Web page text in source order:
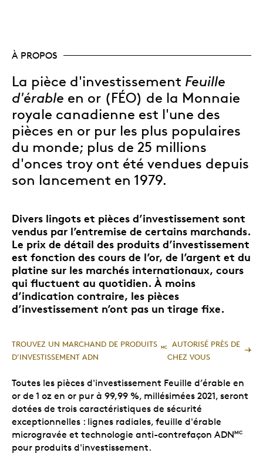
À PROPOS
La pièce d'investissement Feuille
d'érable en or (FÉO) de la Monnaie
royale canadienne est l'une des
pièces en or pur les plus populaires
du monde; plus de 25 millions
d'onces troy ont été vendues depuis
son lancement en 1979.
Divers lingots et pièces d’investissement sont
vendus par l’entremise de certains marchands.
Le prix de détail des produits d’investissement
est fonction des cours de l’or, de l’argent et du
platine sur les marchés internationaux, cours
qui fluctuent au quotidien. À moins
d’indication contraire, les pièces
d’investissement n’ont pas un tirage fixe.
TROUVEZ UN MARCHAND DE PRODUITS
D’INVESTISSEMENT ADN
MCAUTORISÉ PRÈS DE
CHEZ VOUS
Toutes les pièces d'investissement Feuille d’érable en
or de 1 oz en or pur à 99,99 %, millésimées 2021, seront
dotées de trois caractéristiques de sécurité
exceptionnelles : lignes radiales, feuille d'érable
microgravée et technologie anti-contrefaçon ADNMC
pour produits d'investissement.